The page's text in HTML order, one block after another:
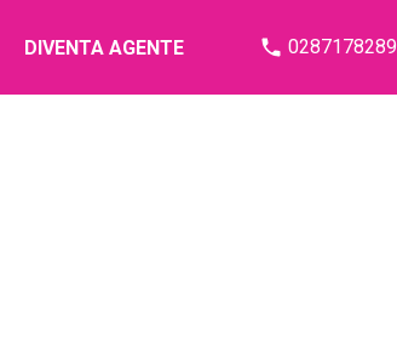
DIVENTA AGENTE 0287178289